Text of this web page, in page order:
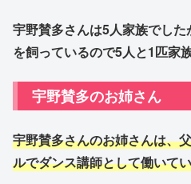
宇野賛多さんは5人家族でし
を飼っているので5人と1匹家族
宇野賛多のお姉さん
宇野賛多さんのお姉さんは、
ルでダンス講師として働いて